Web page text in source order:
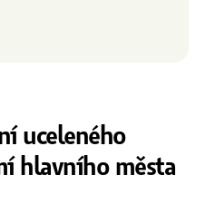
uceleného
hlavního města